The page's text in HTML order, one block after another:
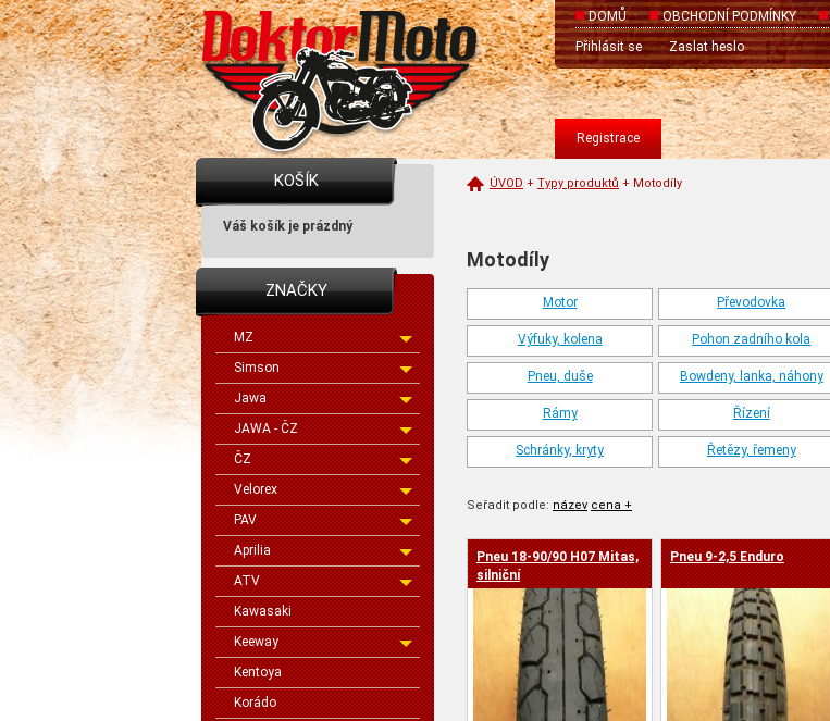
DOMŮ OBCHODNÍ PODMÍNKY
Přihlásit se
Zaslat heslo
Registrace
KOŠÍK
Váš košík je prázdný
ZNAČKY
MZ
Simson
Jawa
JAWA - ČZ
ČZ
Velorex
PAV
Aprilia
ATV
Kawasaki
Keeway
Kentoya
Korádo
ÚVOD + Typy produktů + Motodíly
Motodíly
Motor Převodovka
Výfuky, kolena Pohon zadního kola
Pneu, duše Bowdeny, lanka, náhony
Rámy Řízení
Schránky, kryty Řetězy, řemeny
Seřadit podle: název cena +
cena -
Pneu 18-90/90 H07 Mitas,
silniční
Pneu 9-2,5 Enduro